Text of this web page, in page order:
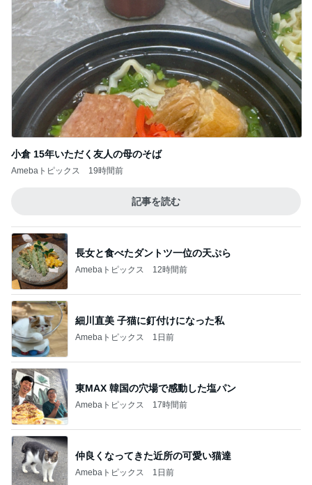
小倉 15年いただく友人の母のそば
Amebaトピックス 19時間前
記事を読む
長女と食べたダントツ一位の天ぷら
Amebaトピックス 12時間前
細川直美 子猫に釘付けになった私
Amebaトピックス 1日前
東MAX 韓国の穴場で感動した塩パン
Amebaトピックス 17時間前
仲良くなってきた近所の可愛い猫達
Amebaトピックス 1日前